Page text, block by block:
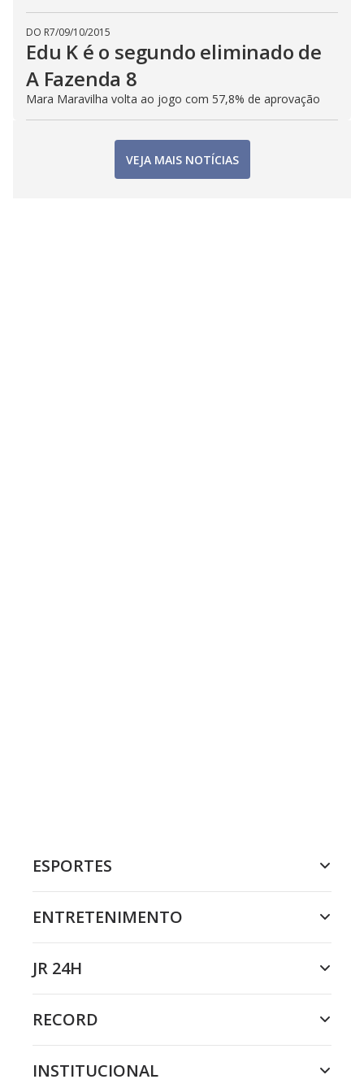
DO R7/09/10/2015
Edu K é o segundo eliminado de
A Fazenda 8
Mara Maravilha volta ao jogo com 57,8% de aprovação
VEJA MAIS NOTÍCIAS
ESPORTES
ENTRETENIMENTO
JR 24H
RECORD
INSTITUCIONAL